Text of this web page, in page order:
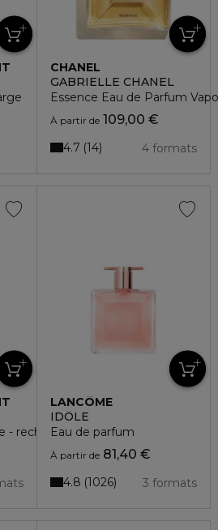
CHANEL
GABRIELLE CHANEL
Essence Eau de Parfum
À partir de109,00 €
4 formats
4.7 14
- rechargeable
LANCÔME
IDÔLE
Eau de parfum
À partir de81,40 €
3 formats
4.8 1026